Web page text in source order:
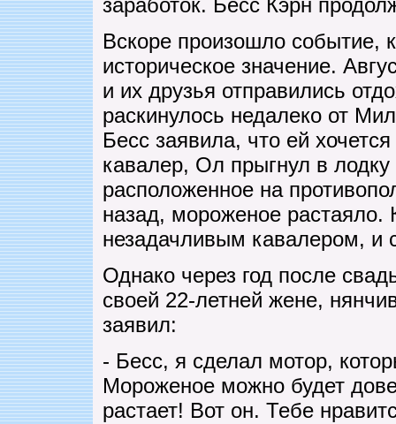
заработок. Бесс Кэрн
Вскоре произошло событие,
историческое значение.
и их друзья отправились
раскинулось недалеко от
Бесс заявила, что ей
кавалер, Ол прыгнул в
расположенное на
назад, мороженое
незадачливым кавалером, и
Однако через год после
своей 22-летней жене,
заявил:
- Бесс, я сделал мотор,
Мороженое можно будет
растает! Вот он. Тебе